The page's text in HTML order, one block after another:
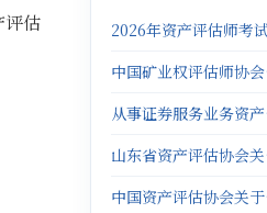
评估
中国矿业
中国资